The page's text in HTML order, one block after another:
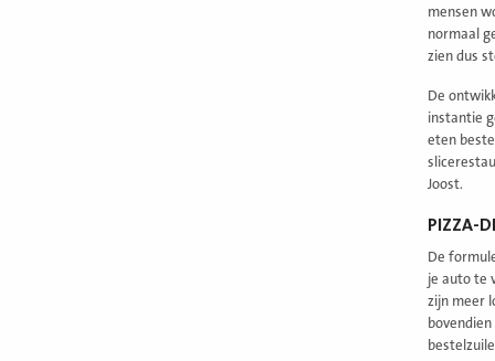
mensen
normaal
zien dus
De
instantie
eten
Joost.
PIZZA-
De
je auto te
zijn meer